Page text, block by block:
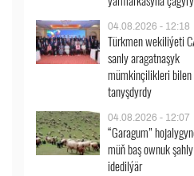
04.08.2026 - 12:18
Türkmen wekiliýeti
sanly aragatnaşyk
mümkinçilikleri bilen
tanyşdyrdy
04.08.2026 - 12:07
“Garagum”
müň baş ownuk
idedilýär